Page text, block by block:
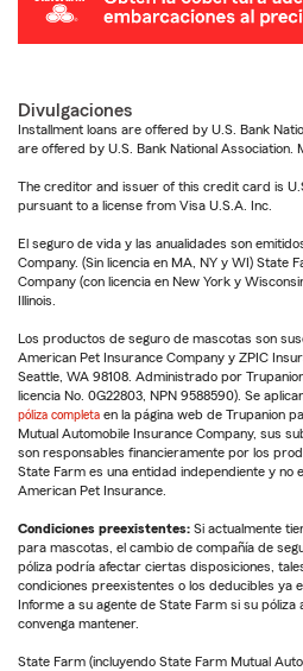
Divulgaciones
Installment loans are offered by U.S. Bank
are offered by U.S. Bank National Association.
The creditor and issuer of this credit card is
pursuant to a license from Visa U.S.A. Inc.
El seguro de vida y las anualidades son
Company. (Sin licencia en MA, NY y WI) State
Company (con licencia en New York y
Illinois.
Los productos de seguro de mascotas son
American Pet Insurance Company y ZPIC
Seattle, WA 98108. Administrado por
licencia No. 0G22803, NPN 9588590). Se
póliza completa en la página web de Trupanion
Mutual Automobile Insurance Company, sus
son responsables financieramente por los
State Farm es una entidad independiente y no
American Pet Insurance.
Condiciones preexistentes: Si actualmente
para mascotas, el cambio de compañía de
póliza podría afectar ciertas disposiciones,
condiciones preexistentes o los deducibles ya
Informe a su agente de State Farm si su
convenga mantener.
State Farm (incluyendo State Farm Mutual